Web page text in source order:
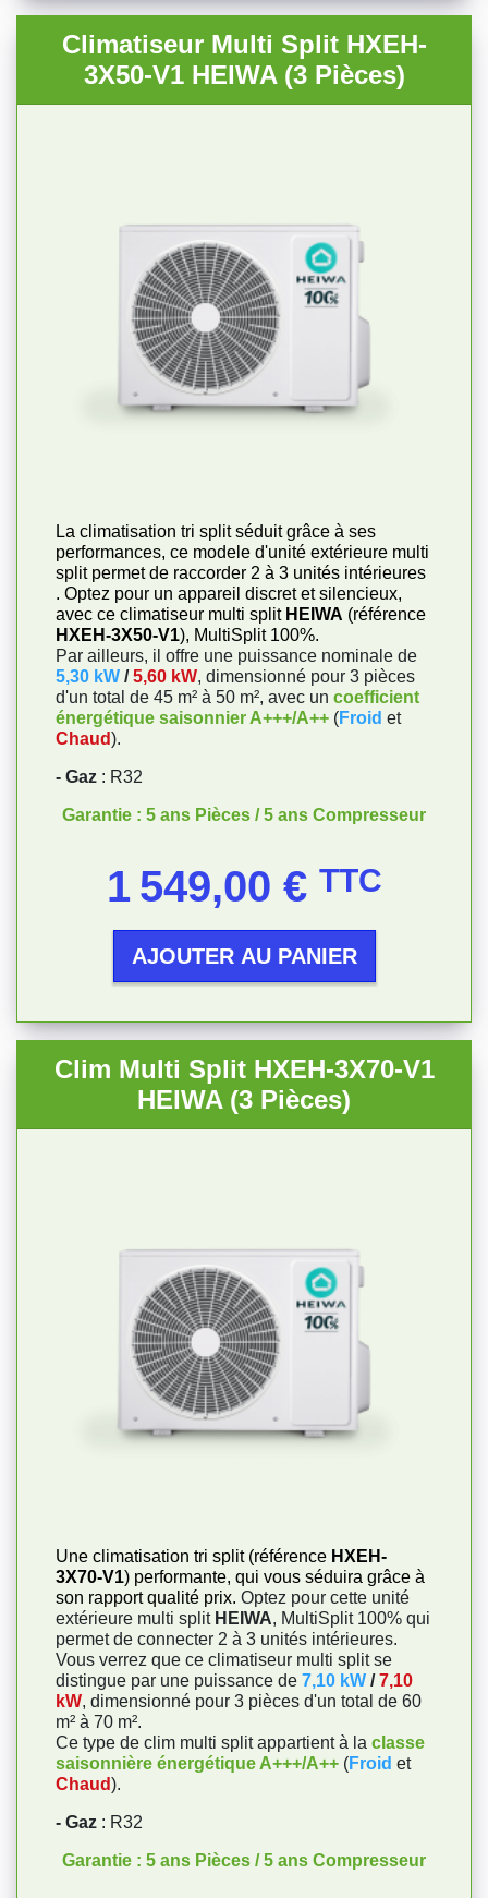
Climatiseur Multi Split HXEH-
3X50-V1 HEIWA (3 Pièces)
La climatisation tri split séduit grâce à ses
performances, ce modele d'unité extérieure multi
split permet de raccorder 2 à 3 unités intérieures
. Optez pour un appareil discret et silencieux,
avec ce climatiseur multi split HEIWA (référence
HXEH-3X50-V1), MultiSplit 100%.
Par ailleurs, il offre une puissance nominale de
5,30 kW / 5,60 kW, dimensionné pour 3 pièces
d'un total de 45 m² à 50 m², avec un coefficient
énergétique saisonnier A+++/A++ (Froid et
Chaud).
- Gaz : R32
Garantie : 5 ans Pièces / 5 ans Compresseur
1 549,00 € TTC
AJOUTER AU PANIER
Clim Multi Split HXEH-3X70-V1
HEIWA (3 Pièces)
Une climatisation tri split (référence HXEH-
3X70-V1) performante, qui vous séduira grâce à
son rapport qualité prix. Optez pour cette unité
extérieure multi split HEIWA, MultiSplit 100% qui
permet de connecter 2 à 3 unités intérieures.
Vous verrez que ce climatiseur multi split se
distingue par une puissance de 7,10 kW /7,10
kW, dimensionné pour 3 pièces d'un total de 60
m² à 70 m².
Ce type de clim multi split appartient à la classe
saisonnière énergétique A+++/A++ (Froid et
Chaud).
- Gaz : R32
Garantie : 5 ans Pièces / 5 ans Compresseur